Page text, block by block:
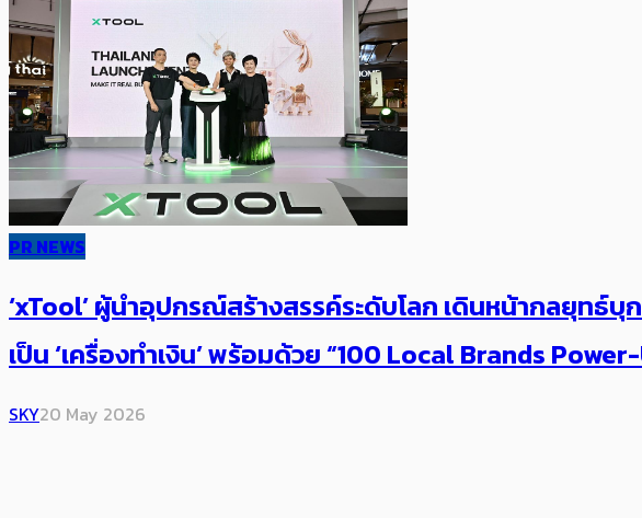
PR NEWS
‘xTool’ ผู้นำอุปกรณ์สร้างสรรค์ระดับโลก เดินหน้ากลยุทธ์บุ
เป็น ‘เครื่องทำเงิน’ พร้อมด้วย “100 Local Brands
SKY20 May 2026